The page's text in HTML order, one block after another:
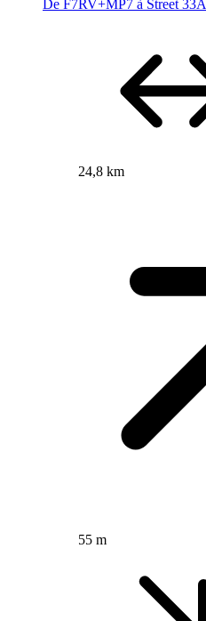
De F7RV+MP7 à Street 33A
24,8 km
55 m